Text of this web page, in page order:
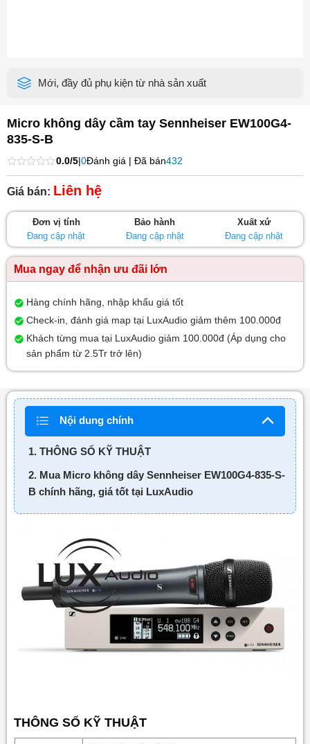
Mới, đầy đủ phụ kiện từ nhà sản xuất
Micro không dây cầm tay Sennheiser EW100G4-
835-S-B
Được
xếp
hạng
5
0.0/5|0Đánh giá | Đã bán432
Giá bán: Liên hệ
Đơn vị tính
Đang cập nhật
Bảo hành
Đang cập nhật
Xuất xứ
Đang cập nhật
Mua ngay để nhận ưu đãi lớn
Hàng chính hãng, nhập khẩu giá tốt
Check-in, đánh giá map tại LuxAudio giảm thêm 100.000đ
Khách từng mua tại LuxAudio giảm 100.000đ (Áp dụng cho
sản phẩm từ 2.5Tr trở lên)
Nội dung chính
1. THÔNG SỐ KỸ THUẬT
2. Mua Micro không dây Sennheiser EW100G4-835-S-
B chính hãng, giá tốt tại LuxAudio
THÔNG SỐ KỸ THUẬT